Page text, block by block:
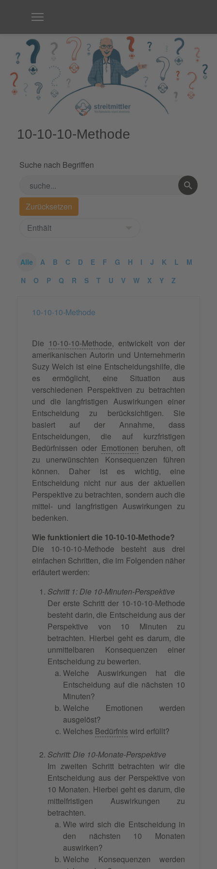
10-10-10-Methode
Suche nach Begriffen
Alle A B C D E F G H I J K L
M
N
O P Q R S T U V W X Y Z
10-10-10-Methode
Die 10-10-10-Methode, entwickelt von der
amerikanischen Autorin und Unternehmerin
Suzy Welch ist eine Entscheidungshilfe, die
es ermöglicht, eine Situation aus
verschiedenen Perspektiven zu betrachten
und die langfristigen Auswirkungen einer
Entscheidung zu berücksichtigen. Sie
basiert auf der Annahme, dass
Entscheidungen, die auf kurzfristigen
Bedürfnissen oder Emotionen beruhen, oft
zu unerwünschten Konsequenzen führen
können. Daher ist es wichtig, eine
Entscheidung nicht nur aus der aktuellen
Perspektive zu betrachten, sondern auch die
mittel- und langfristigen Auswirkungen zu
bedenken.
Wie funktioniert die 10-10-10-Methode?
Die 10-10-10-Methode besteht aus drei
einfachen Schritten, die im Folgenden näher
erläutert werden:
Schritt 1: Die 10-Minuten-Perspektive
Der erste Schritt der 10-10-10-Methode
besteht darin, die Entscheidung aus der
Perspektive von 10 Minuten zu
betrachten. Hierbei geht es darum, die
unmittelbaren Konsequenzen einer
Entscheidung zu bewerten.
Welche Auswirkungen hat die
Entscheidung auf die nächsten 10
Minuten?
Welche Emotionen werden
ausgelöst?
Welches Bedürfnis wird erfüllt?
Schritt: Die 10-Monate-Perspektive
Im zweiten Schritt betrachten wir die
Entscheidung aus der Perspektive von
10 Monaten. Hierbei geht es darum, die
mittelfristigen Auswirkungen zu
betrachten.
Wie wird sich die Entscheidung in
den nächsten 10 Monaten
auswirken?
Welche Konsequenzen werden